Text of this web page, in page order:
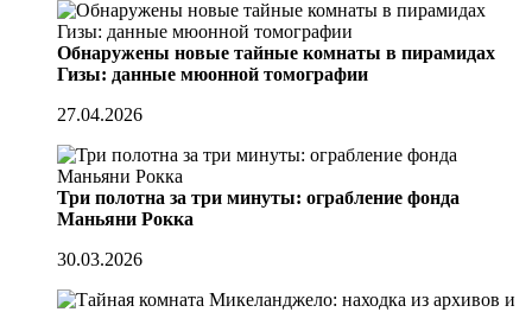
Обнаружены новые тайные комнаты в пирамидах
Гизы: данные мюонной томографии
27.04.2026
Три полотна за три минуты: ограбление фонда
Маньяни Рокка
30.03.2026